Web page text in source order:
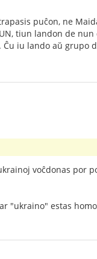
puĉon, ne
tiun landon de
iu lando aŭ grupo
voĉdonas por
"ukraino" estas